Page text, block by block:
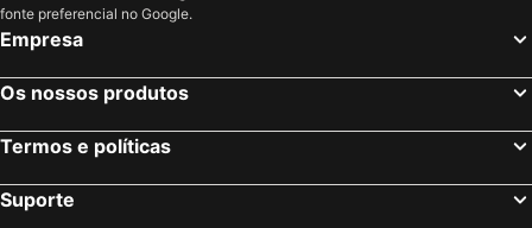
Posthotel Rössli
Buffet de la Gare
Parkhotel Bellevue Lenk
Pension Alpina
Studios Bellevue
Hotel Bad Schwarzsee
Le Saint Georges
Hotel Steinmattli
fonte preferencial no Google.
Empresa
Os nossos produtos
Termos e políticas
Suporte